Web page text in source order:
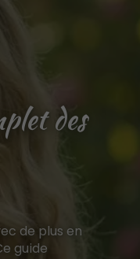
des
de plus en
guide